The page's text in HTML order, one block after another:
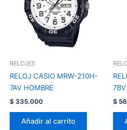
RELOJES
RELOJ CASIO MRW-210H-
7AV HOMBRE
$ 335.000
Añadir al carrito
$